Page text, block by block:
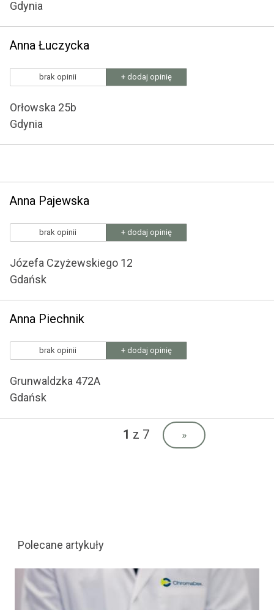
Gdynia
Anna Łuczycka
brak opinii + dodaj opinię
Orłowska 25b
Gdynia
Anna Pajewska
brak opinii + dodaj opinię
Józefa Czyżewskiego 12
Gdańsk
Anna Piechnik
brak opinii + dodaj opinię
Grunwaldzka 472A
Gdańsk
1 z 7 »
Polecane artykuły